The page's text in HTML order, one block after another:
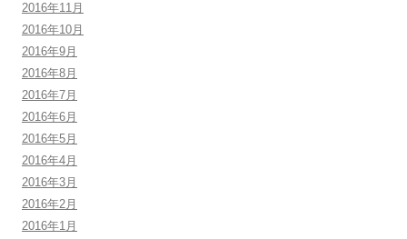
2016年11月
2016年10月
2016年9月
2016年8月
2016年7月
2016年6月
2016年5月
2016年4月
2016年3月
2016年2月
2016年1月